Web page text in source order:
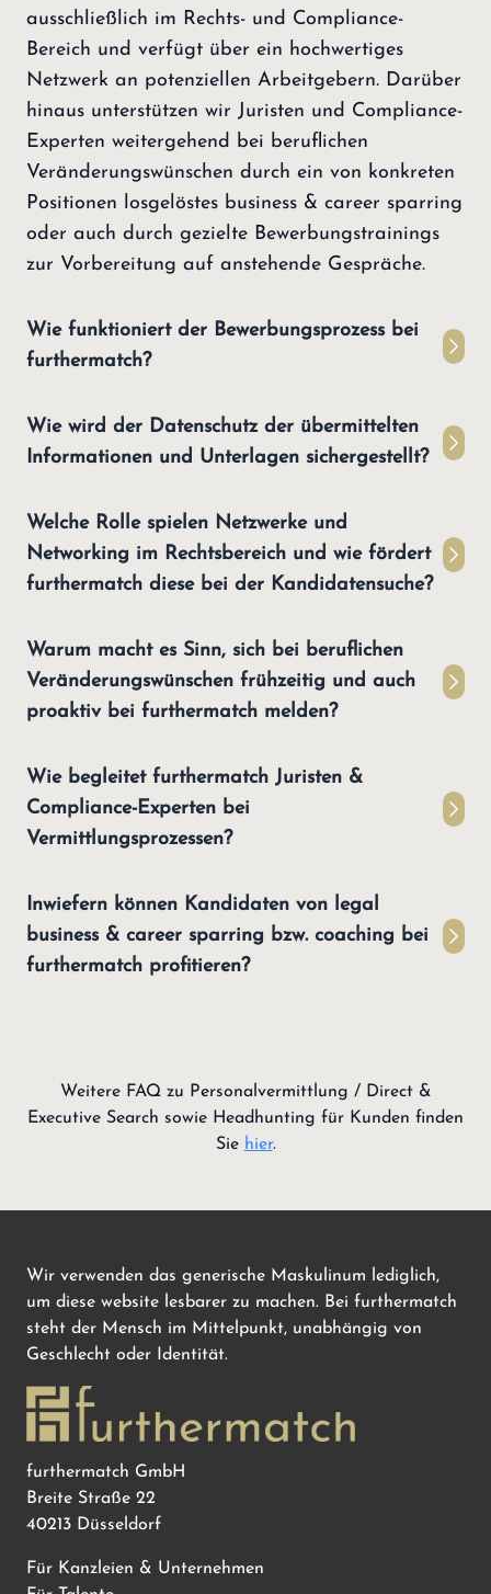
ausschließlich im Rechts- und Compliance-
Bereich und verfügt über ein hochwertiges
Netzwerk an potenziellen Arbeitgebern. Darüber
hinaus unterstützen wir Juristen und Compliance-
Experten weitergehend bei beruflichen
Veränderungswünschen durch ein von konkreten
Positionen losgelöstes business & career sparring
oder auch durch gezielte Bewerbungstrainings
zur Vorbereitung auf anstehende Gespräche.
Wie funktioniert der Bewerbungsprozess bei
furthermatch?
Wie wird der Datenschutz der übermittelten
Informationen und Unterlagen sichergestellt?
Welche Rolle spielen Netzwerke und
Networking im Rechtsbereich und wie fördert
furthermatch diese bei der Kandidatensuche?
Warum macht es Sinn, sich bei beruflichen
Veränderungswünschen frühzeitig und auch
proaktiv bei furthermatch melden?
Wie begleitet furthermatch Juristen &
Compliance-Experten bei
Vermittlungsprozessen?
Inwiefern können Kandidaten von legal
business & career sparring bzw. coaching bei
furthermatch profitieren?
Weitere FAQ zu Personalvermittlung / Direct &
Executive Search sowie Headhunting für Kunden finden
Sie hier.
Wir verwenden das generische Maskulinum lediglich,
um diese website lesbarer zu machen. Bei furthermatch
steht der Mensch im Mittelpunkt, unabhängig von
Geschlecht oder Identität.
furthermatch GmbH
Breite Straße 22
40213 Düsseldorf
Für Kanzleien & Unternehmen